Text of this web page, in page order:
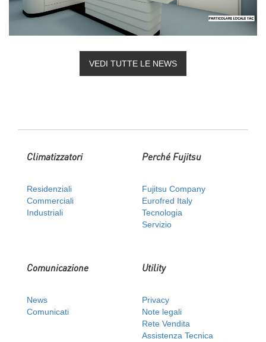
VEDI TUTTE LE NEWS
Climatizzatori
Residenziali
Commerciali
Industriali
Perché Fujitsu
Fujitsu Company
Eurofred Italy
Tecnologia
Servizio
Comunicazione
News
Comunicati
Utility
Privacy
Note legali
Rete Vendita
Assistenza Tecnica